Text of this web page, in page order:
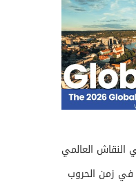
العالمي
زمن الحروب